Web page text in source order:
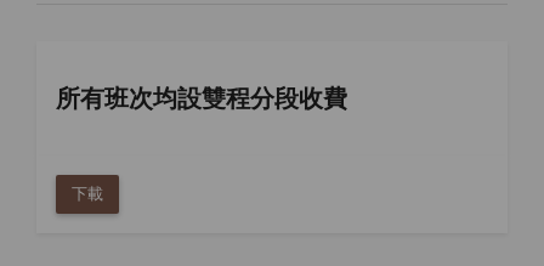
所有班次均設雙程分段收費
下載